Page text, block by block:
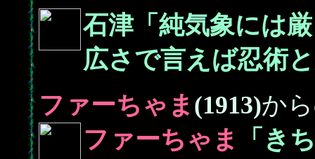
石津「純気象には
広さで言えば忍術
ファーちゃま (1913)か
ファーちゃま
「き